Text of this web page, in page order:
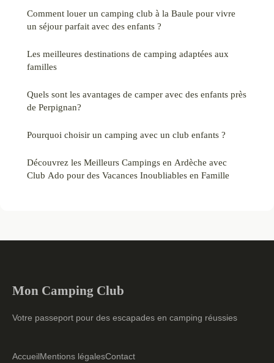
Comment louer un camping club à la Baule pour vivre
un séjour parfait avec des enfants ?
Les meilleures destinations de camping adaptées aux
familles
Quels sont les avantages de camper avec des enfants près
de Perpignan?
Pourquoi choisir un camping avec un club enfants ?
Découvrez les Meilleurs Campings en Ardèche avec
Club Ado pour des Vacances Inoubliables en Famille
Mon Camping Club
Votre passeport pour des escapades en camping réussies
AccueilMentions légalesContact